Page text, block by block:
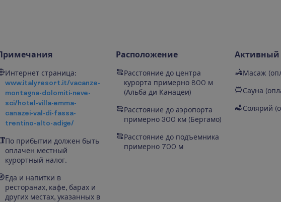
Интернет страница:
www.italyresort.it/vacanze-
montagna-dolomiti-neve-
sci/hotel-villa-emma-
canazei-val-di-fassa-
trentino-alto-adige/
По прибытии должен быть
оплачен местный
курортный налог.
Еда и напитки в
ресторанах, кафе, барах и
других местах, указанных в
Расположение
Расстояние до центра
курорта примерно 800 м
(Альба ди Канацеи)
Расстояние до аэропорта
примерно 300 км (Бергамо)
Расстояние до подъемника
примерно 700 м
Активный
Масаж
Сауна
Солярий